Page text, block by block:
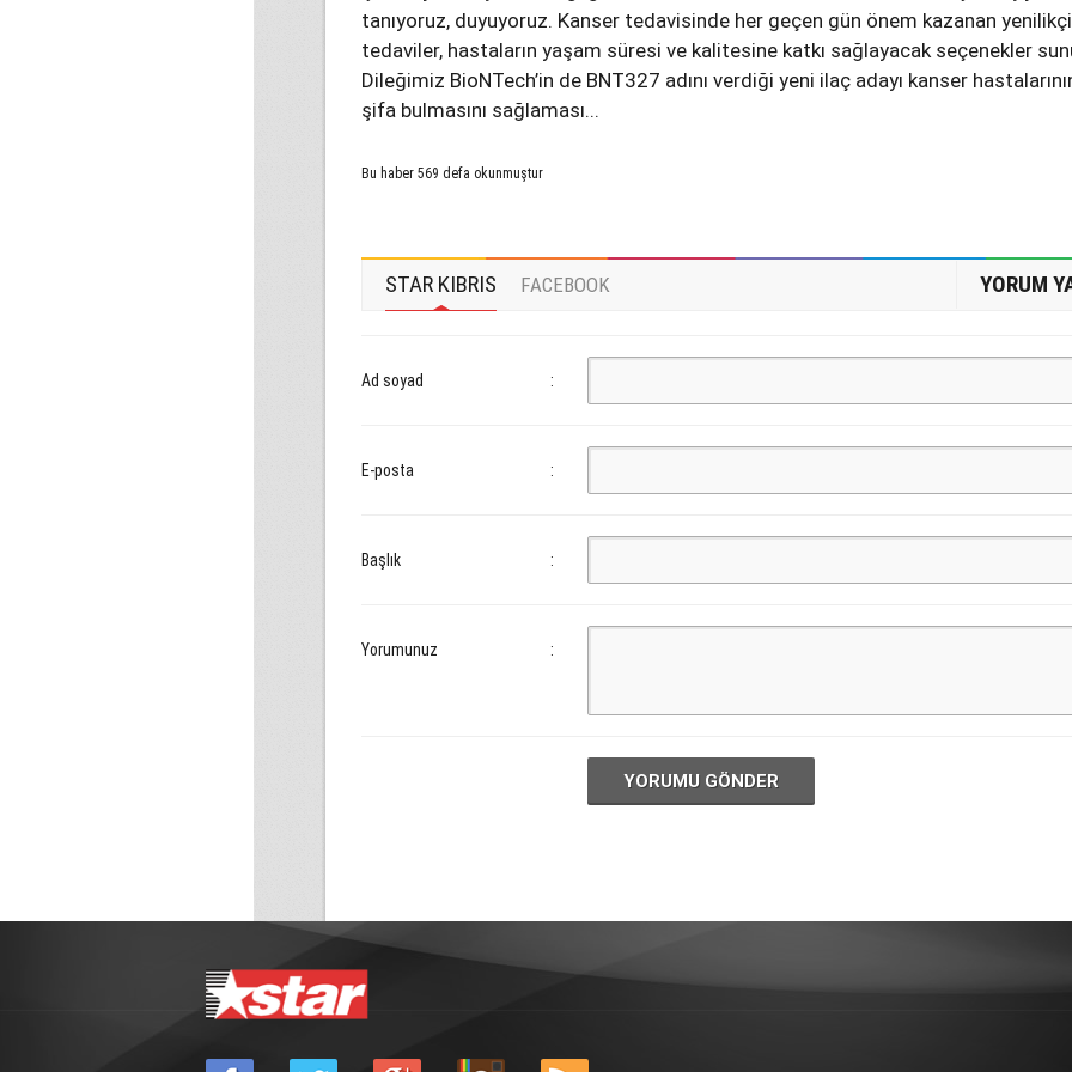
tanıyoruz, duyuyoruz. Kanser tedavisinde her geçen gün önem kazanan yenilikçi
tedaviler, hastaların yaşam süresi ve kalitesine katkı sağlayacak seçenekler
Dileğimiz BioNTech’in de BNT327 adını verdiği yeni ilaç adayı kanser
şifa bulmasını sağlaması...
Bu haber 569 defa okunmuştur
STAR KIBRIS FACEBOOK YORUM
Ad soyad :
E-posta :
Başlık :
Yorumunuz :
YORUMU GÖNDER